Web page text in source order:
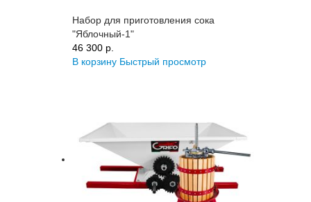
Набор для приготовления сока
"Яблочный-1"
46 300 p.
В корзину Быстрый просмотр